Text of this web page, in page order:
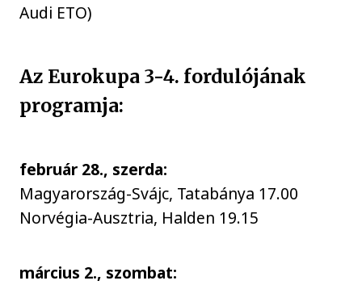
Audi ETO)
Az Eurokupa 3-4. fordulójának
programja:
február 28., szerda:
Magyarország-Svájc, Tatabánya 17.00
Norvégia-Ausztria, Halden 19.15
március 2., szombat: